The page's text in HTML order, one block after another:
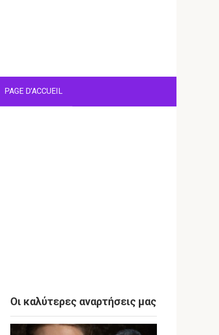
PAGE D’ACCUEIL
Οι καλύτερες αναρτήσεις μας